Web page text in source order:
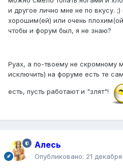
и другое лично мне не по вкусу. ;)
хорошим(ей) или очень
чтобы и форум был, я не знаю?
Руах, а по-твоему не скромному
исключить) на форуме есть те
есть, пусть работают и "злят"!
Алесь
Опубликовано: 21